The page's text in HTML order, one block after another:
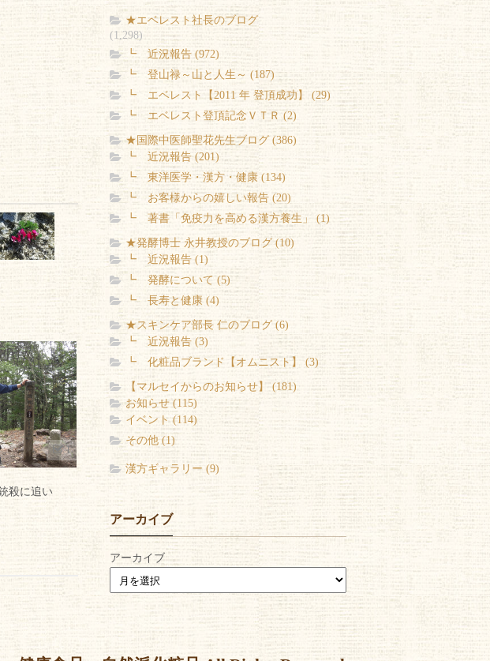
1
殺に追い
★エベレスト社長のブログ
(1,298)
┗ 近況報告 (972)
┗ 登山禄～山と人生～ (187)
┗ エベレスト【2011 年 登頂成功】 (29)
┗ エベレスト登頂記念ＶＴＲ (2)
★国際中医師聖花先生ブログ (386)
┗ 近況報告 (201)
┗ 東洋医学・漢方・健康 (134)
┗ お客様からの嬉しい報告 (20)
┗ 著書「免疫力を高める漢方養生」 (1)
★発酵博士 永井教授のブログ (10)
┗ 近況報告 (1)
┗ 発酵について (5)
┗ 長寿と健康 (4)
★スキンケア部長 仁のブログ (6)
┗ 近況報告 (3)
┗ 化粧品ブランド【オムニスト】 (3)
【マルセイからのお知らせ】 (181)
お知らせ (115)
イベント (114)
その他 (1)
漢方ギャラリー (9)
アーカイブ
アーカイブ